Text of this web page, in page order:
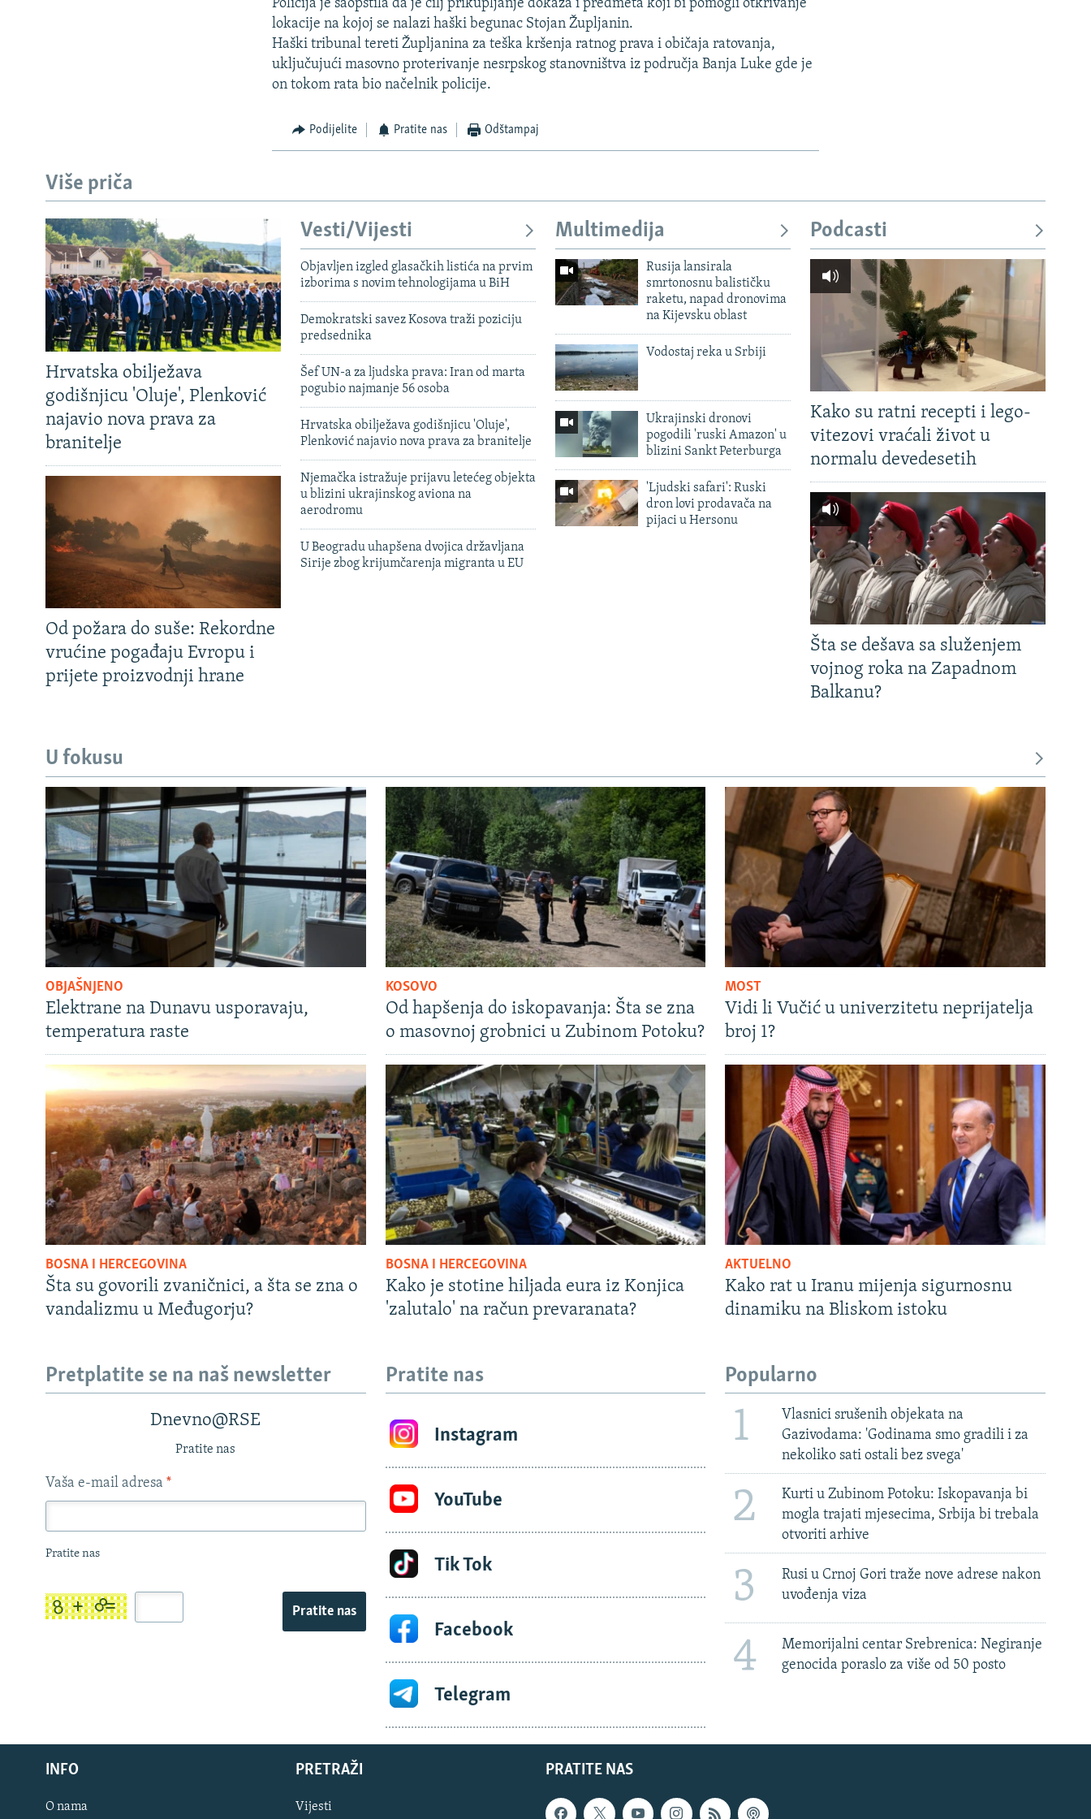
TV LIBERTY
MOJA EVROPA
TRI DECENIJE OD RATA U BIH
SVE KARTE DEJTONA
NASTANAK I RASPAD JUGOSLAVIJE
Policija je saopštila da je cilj prikupljanje dokaza i predmeta koji bi pomogli otkrivanje
lokacije na kojoj se nalazi haški begunac Stojan Župljanin.
Haški tribunal tereti Župljanina za teška kršenja ratnog prava i običaja ratovanja,
uključujući masovno proterivanje nesrpskog stanovništva iz područja Banja Luke gde je
on tokom rata bio načelnik policije.
Podijelite Pratite nas Odštampaj
Više priča
Hrvatska obilježava
godišnjicu 'Oluje', Plenković
najavio nova prava za
branitelje
Od požara do suše: Rekordne
vrućine pogađaju Evropu i
prijete proizvodnji hrane
Vesti/Vijesti
Objavljen izgled glasačkih listića na prvim
izborima s novim tehnologijama u BiH
Demokratski savez Kosova traži poziciju
predsednika
Šef UN-a za ljudska prava: Iran od marta
pogubio najmanje 56 osoba
Hrvatska obilježava godišnjicu 'Oluje',
Plenković najavio nova prava za branitelje
Njemačka istražuje prijavu letećeg objekta
u blizini ukrajinskog aviona na
aerodromu
U Beogradu uhapšena dvojica državljana
Sirije zbog krijumčarenja migranta u EU
Multimedija
Rusija lansirala
smrtonosnu balističku
raketu, napad dronovima
na Kijevsku oblast
Vodostaj reka u Srbiji
Ukrajinski dronovi
pogodili 'ruski Amazon' u
blizini Sankt Peterburga
'Ljudski safari': Ruski
dron lovi prodavača na
pijaci u Hersonu
Podcasti
Kako su ratni recepti i lego-
vitezovi vraćali život u
normalu devedesetih
Šta se dešava sa služenjem
vojnog roka na Zapadnom
Balkanu?
U fokusu
OBJAŠNJENO
Elektrane na Dunavu usporavaju,
temperatura raste
KOSOVO
Od hapšenja do iskopavanja: Šta se zna
o masovnoj grobnici u Zubinom Potoku?
MOST
Vidi li Vučić u univerzitetu neprijatelja
broj 1?
BOSNA I HERCEGOVINA
Šta su govorili zvaničnici, a šta se zna o
vandalizmu u Međugorju?
BOSNA I HERCEGOVINA
Kako je stotine hiljada eura iz Konjica
'zalutalo' na račun prevaranata?
AKTUELNO
Kako rat u Iranu mijenja sigurnosnu
dinamiku na Bliskom istoku
Pretplatite se na naš newsletter
Dnevno@RSE
Pratite nas
Vaša e-mail adresa *
Pratite nas
Pratite nas
Pratite nas
Instagram
YouTube
Tik Tok
Facebook
Telegram
Popularno
1
Vlasnici srušenih objekata na
Gazivodama: 'Godinama smo gradili i za
nekoliko sati ostali bez svega'
2
Kurti u Zubinom Potoku: Iskopavanja bi
mogla trajati mjesecima, Srbija bi trebala
otvoriti arhive
3
Rusi u Crnoj Gori traže nove adrese nakon
uvođenja viza
4
Memorijalni centar Srebrenica: Negiranje
genocida poraslo za više od 50 posto
PRATITE NAS
INFO
O nama
PRETRAŽI
Vijesti